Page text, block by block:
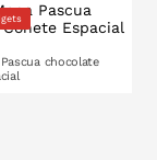
chocolate